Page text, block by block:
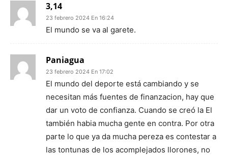
3,14
23 febrero 2024 En 16:24
El mundo se va al garete.
Paniagua
23 febrero 2024 En 17:02
El mundo del deporte está cambiando y se
necesitan más fuentes de finanzacion, hay que
dar un voto de confianza. Cuando se creó la El
también habia mucha gente en contra. Por otra
parte lo que ya da mucha pereza es contestar a
las tontunas de los acomplejados llorones, no